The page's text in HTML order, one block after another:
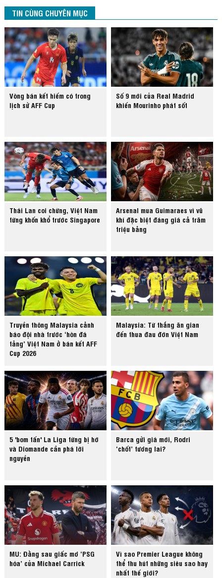
TIN CÙNG CHUYÊN MỤC
Vòng bán kết hiếm có trong
lịch sử AFF Cup
Số 9 mới của Real Madrid
khiến Mourinho phát sốt
Thái Lan coi chừng, Việt Nam
từng khốn khổ trước Singapore
Arsenal mua Guimaraes vì vũ
khí đặc biệt đáng giá cả trăm
triệu bảng
Truyền thông Malaysia cảnh
báo đội nhà trước ‘hòn đá
tảng’ Việt Nam ở bán kết AFF
Cup 2026
Malaysia: Từ thắng ăn gian
đến thua đau đớn Việt Nam
5 'bom tấn' La Liga từng bị hớ
và Diomande cần phá lời
nguyền
Barca gửi giá mới, Rodri
‘chốt’ tương lai?
MU: Đằng sau giấc mơ ‘PSG
hóa’ của Michael Carrick
Vì sao Premier League không
thể thu hút những siêu sao hay
nhất thế giới?